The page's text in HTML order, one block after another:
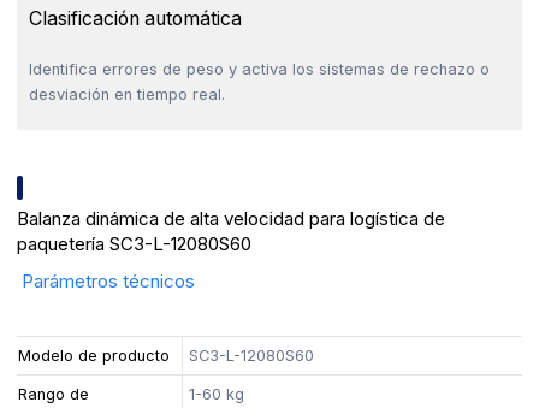
Clasificación automática
Identifica errores de peso y activa los sistemas de rechazo o
desviación en tiempo real.
Balanza dinámica de alta velocidad para logística de
paquetería SC3-L-12080S60
Parámetros técnicos
Modelo de producto SC3-L-12080S60
Rango de
1-60 kg